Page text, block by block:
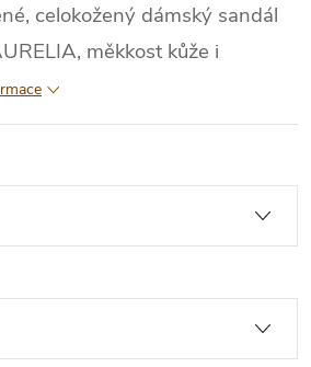
celokožený dámský sandál
měkkost kůže i